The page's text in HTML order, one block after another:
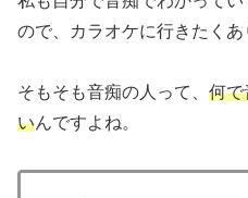
ので、カラオケに行きたくあ
そもそも音痴の人って、 何で
いんですよね。